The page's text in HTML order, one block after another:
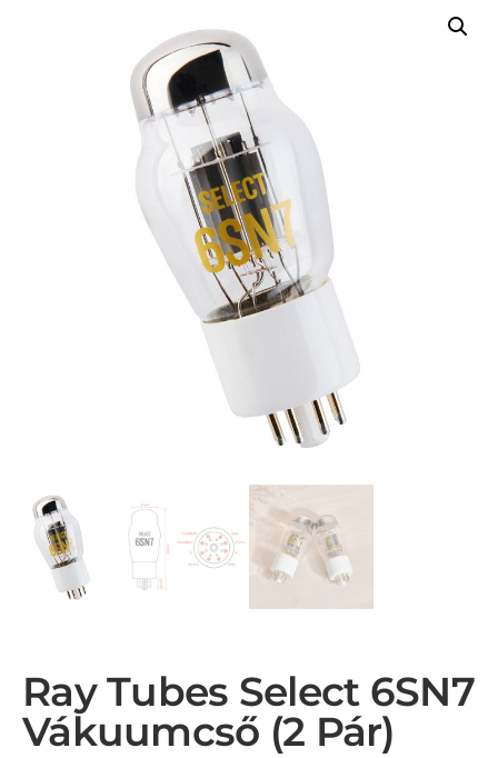
Ray Tubes Select 6SN7
Vákuumcső (2 Pár)